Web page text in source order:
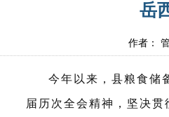
岳
作者：
今年以来，县粮食储
届历次全会精神，坚决